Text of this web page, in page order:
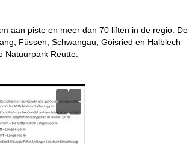
aan piste en meer dan 70 liften in de regio. De
Füssen, Schwangau, Göisried en Halblech
Natuurpark Reutte.